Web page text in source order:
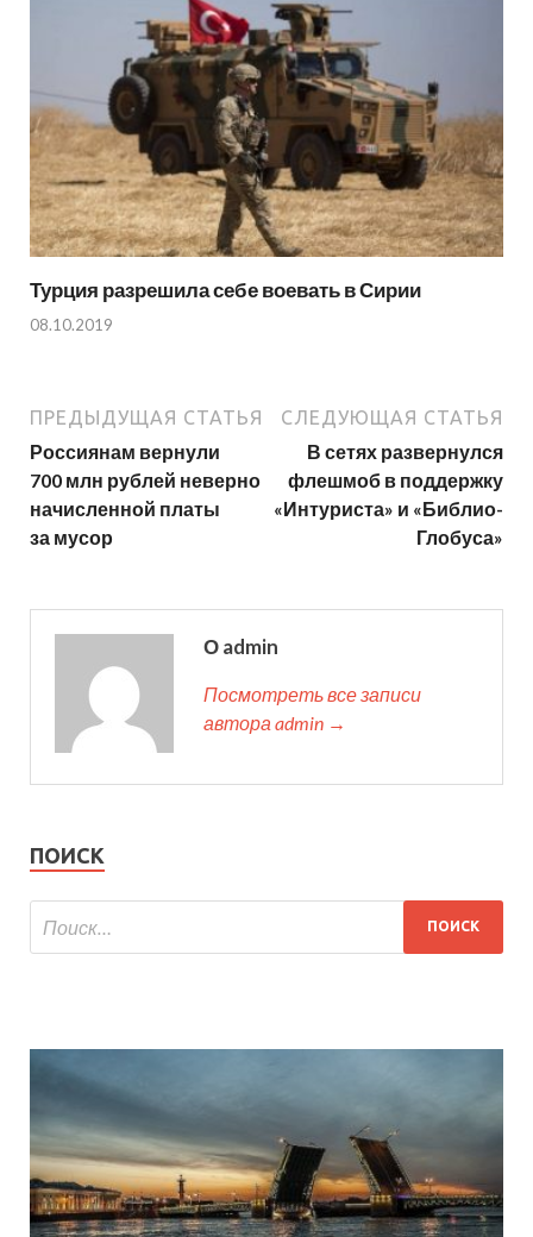
Турция разрешила себе воевать в Сирии
08.10.2019
ПРЕДЫДУЩАЯ СТАТЬЯ
Россиянам вернули
700 млн рублей неверно
начисленной платы
за мусор
СЛЕДУЮЩАЯ СТАТЬЯ
В сетях развернулся
флешмоб в поддержку
«Интуриста» и «Библио-
Глобуса»
О admin
Посмотреть все записи
автора admin →
ПОИСК